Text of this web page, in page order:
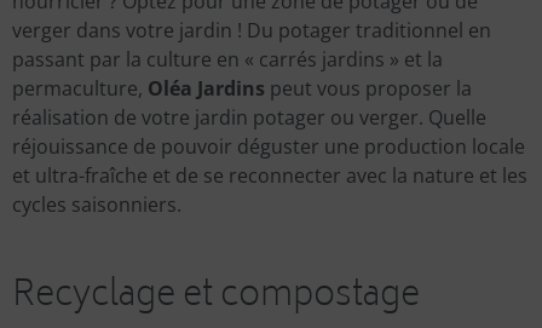
verger dans votre jardin ! Du potager traditionnel en
passant par la culture en « carrés jardins » et la
permaculture, Oléa Jardins peut vous proposer la
réalisation de votre jardin potager ou verger. Quelle
réjouissance de pouvoir déguster une production locale
et ultra-fraîche et de se reconnecter avec la nature et les
cycles saisonniers.
Recyclage et compostage